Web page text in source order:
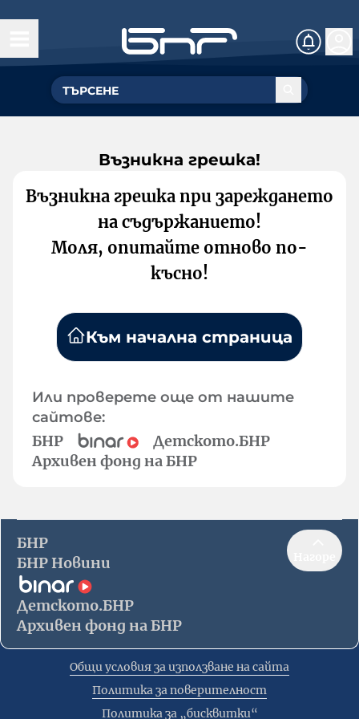
Възникна грешка!
Възникна грешка при зареждането
на съдържанието!
Моля, опитайте отново по-
късно!
Към начална страница
Или проверете още от нашите
сайтове:
БНР
Детското.БНР
Архивен фонд на БНР
БНР
БНР Новини
Детското.БНР
Архивен фонд на БНР
Общи условия за използване на сайта
Политика за поверителност
Политика за „бисквитки“